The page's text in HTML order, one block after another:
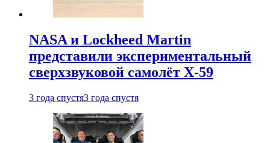
NASA и Lockheed Martin
представили экспериментальный
сверхзвуковой самолёт X-59
3 года спустя3 года спустя